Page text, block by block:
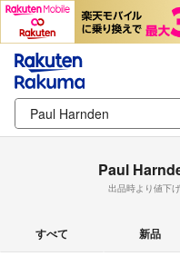
Paul
出品時より値下
すべて 新品